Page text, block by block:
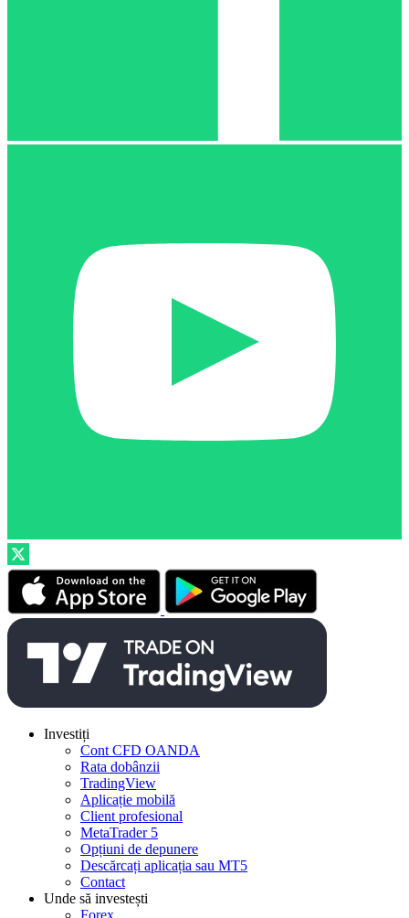
Investiți
Cont CFD OANDA
Rata dobânzii
TradingView
Aplicație mobilă
Client profesional
MetaTrader 5
Opțiuni de depunere
Descărcați aplicația sau MT5
Contact
Unde să investești